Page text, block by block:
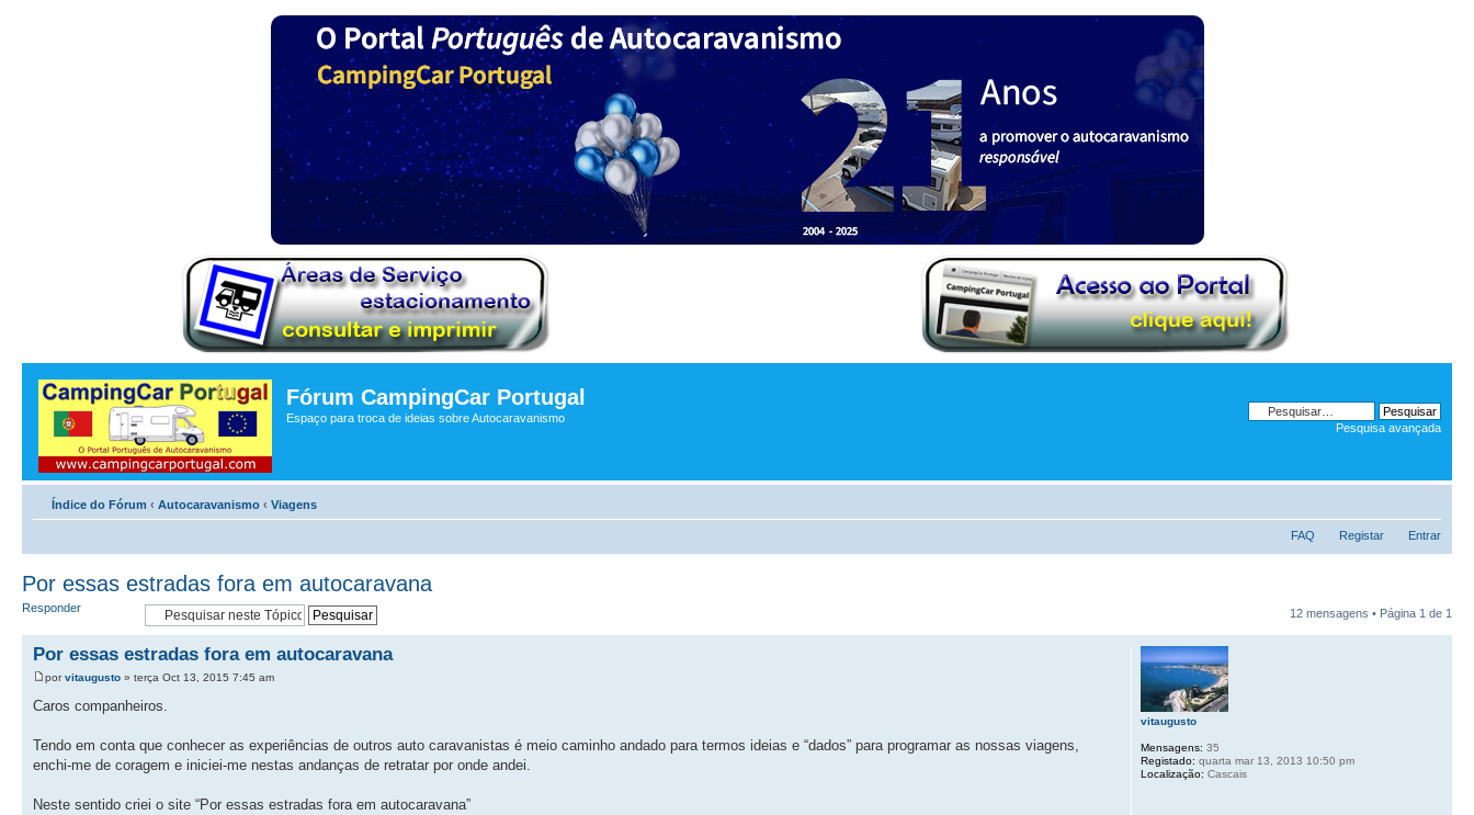
Fórum CampingCar Portugal
Espaço para troca de ideias sobre Autocaravanismo
Pesquisa avançada
Índice do Fórum ‹ Autocaravanismo ‹ Viagens
FAQ Registar Entrar
Por essas estradas fora em autocaravana
Responder 12 mensagens • Página 1 de 1
Por essas estradas fora em autocaravana
porvitaugusto » terça Oct 13, 2015 7:45 am
Caros companheiros.
Tendo em conta que conhecer as experiências de outros auto caravanistas é meio caminho andado para termos ideias e “dados” para programar as nossas viagens,
enchi-me de coragem e iniciei-me nestas andanças de retratar por onde andei.
Neste sentido criei o site “Por essas estradas fora em autocaravana”
vitaugusto
Mensagens: 35
Registado: quarta mar 13, 2013 10:50 pm
Localização: Cascais